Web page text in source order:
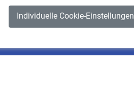
Individuelle Cookie-Einstellungen